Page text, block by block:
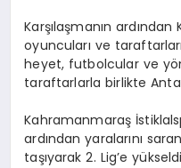
Karşılaşmanın
oyuncuları ve
heyet, futbolcular ve
taraftarlarla birlikte
Kahramanmaraş
ardından yaralarını
taşıyarak 2. Lig’e